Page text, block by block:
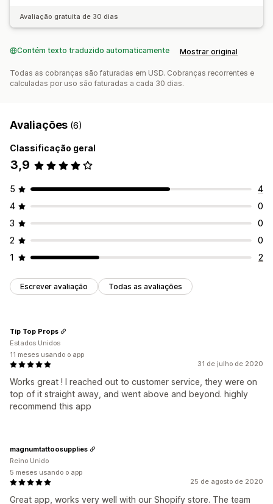
Avaliação gratuita de 30 dias
Contém texto traduzido automaticamente Mostrar original
Todas as cobranças são faturadas em USD. Cobranças recorrentes e
calculadas por uso são faturadas a cada 30 dias.
Avaliações (6)
Classificação geral
3,9
5
4
4
0
3
0
2
0
1
2
Escrever avaliação Todas as avaliações
31 de julho de 2020
Works great ! I reached out to customer service, they were on
top of it straight away, and went above and beyond. highly
recommend this app
Tip Top Props
Estados Unidos
11 meses usando o app
25 de agosto de 2020
Great app, works very well with our Shopify store. The team
magnumtattoosupplies
Reino Unido
5 meses usando o app